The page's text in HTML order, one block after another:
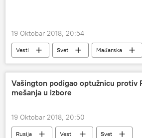
19 Oktobar 2018, 20:54
Vesti Svet
Mađarska
Viktor Orban
nosorog
Vašington podigao optužnicu protiv
mešanja u izbore
19 Oktobar 2018, 20:50
Rusija Vesti
Svet